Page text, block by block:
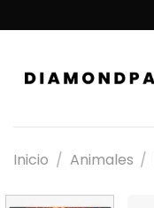
Inicio / Animales /